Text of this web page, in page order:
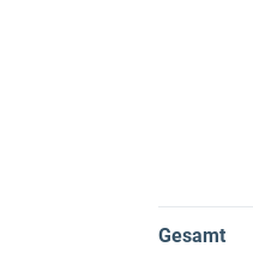
Gesamt